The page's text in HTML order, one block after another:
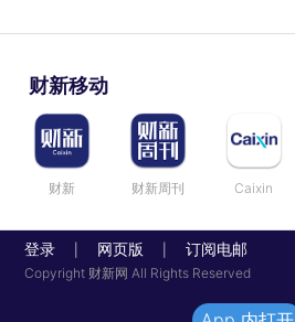
财新移动
财新 财新周刊 Caixin
登录 网页版 订阅电邮
Copyright 财新网 All Rights Reserved